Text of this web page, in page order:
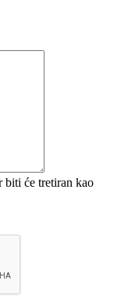
biti će tretiran kao